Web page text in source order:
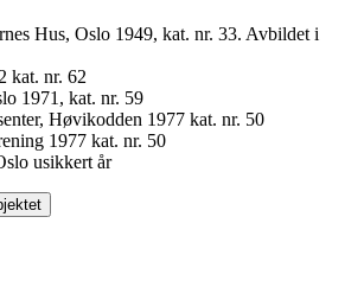
Hus, Oslo 1949, kat. nr. 33. Avbildet i
kat. nr. 62
1971, kat. nr. 59
Høvikodden 1977 kat. nr. 50
1977 kat. nr. 50
usikkert år